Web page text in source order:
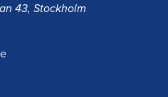
43, Stockholm